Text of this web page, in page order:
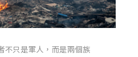
不只是軍人，而是兩個族